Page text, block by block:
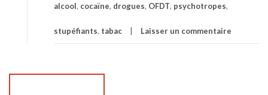
alcool, cocaïne, drogues, OFDT, psychotropes,
stupéfiants, tabac Laisser un commentaire